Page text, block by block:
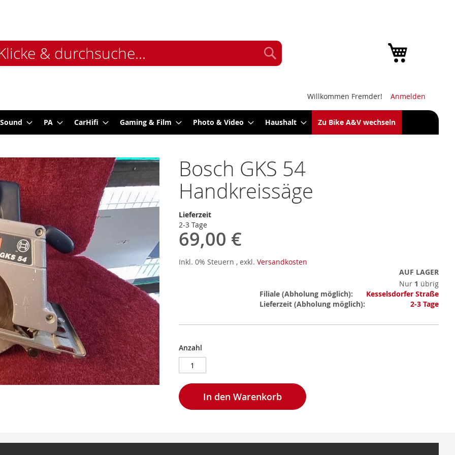
Willkommen Fremder! Anmelden
PA CarHifi Gaming & Film Photo & Video Haushalt Zu Bike A&V wechseln
Bosch GKS 54
Handkreissäge
Lieferzeit
2-3 Tage
69,00 €
Inkl. 0% Steuern , exkl. Versandkosten
AUF LAGER
Nur 1 übrig
Mehr
Informationen
Filiale
Kesselsdorfer Straße
Lieferzeit
2-3 Tage
Anzahl
In den Warenkorb